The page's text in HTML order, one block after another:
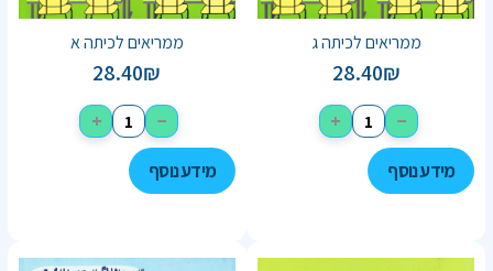
ממריאים לכיתה ג
28.40₪
−
+
מידע נוסף
ממריאים לכיתה א
28.40₪
−
+
מידע נוסף